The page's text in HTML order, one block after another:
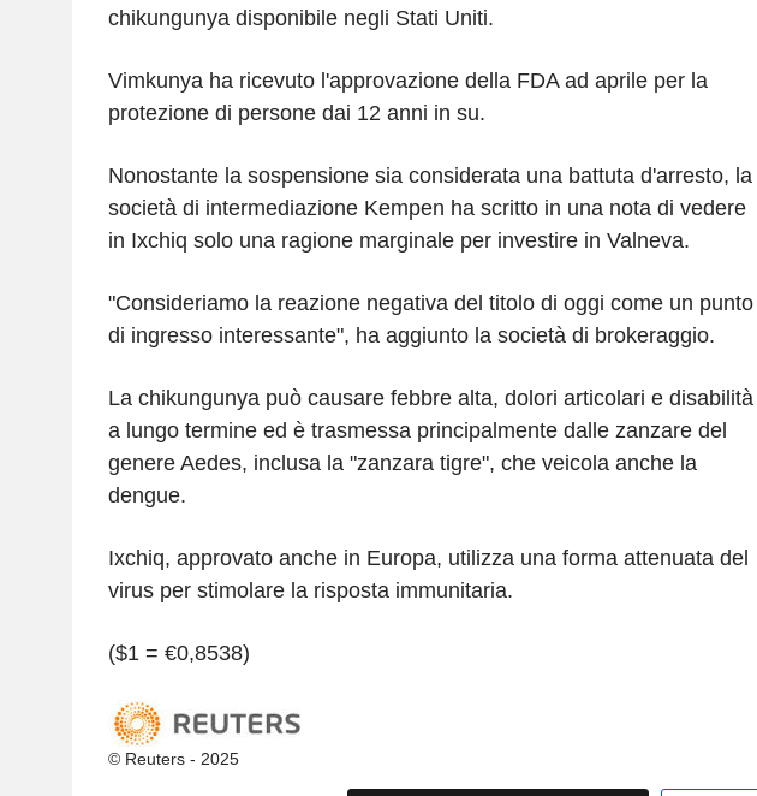
chikungunya disponibile negli Stati Uniti.
Vimkunya ha ricevuto l'approvazione della FDA ad aprile per la
protezione di persone dai 12 anni in su.
Nonostante la sospensione sia considerata una battuta d'arresto, la
società di intermediazione Kempen ha scritto in una nota di vedere
in Ixchiq solo una ragione marginale per investire in Valneva.
"Consideriamo la reazione negativa del titolo di oggi come un punto
di ingresso interessante", ha aggiunto la società di brokeraggio.
La chikungunya può causare febbre alta, dolori articolari e disabilità
a lungo termine ed è trasmessa principalmente dalle zanzare del
genere Aedes, inclusa la "zanzara tigre", che veicola anche la
dengue.
Ixchiq, approvato anche in Europa, utilizza una forma attenuata del
virus per stimolare la risposta immunitaria.
($1 = €0,8538)
© Reuters - 2025